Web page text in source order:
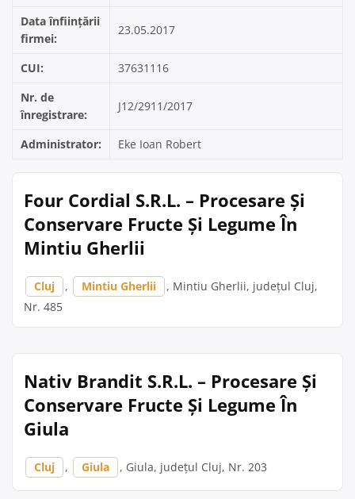
Data înființării
firmei:
23.05.2017
CUI:
37631116
Nr. de
înregistrare:
J12/2911/2017
Administrator: Eke Ioan Robert
Four Cordial S.R.L. – Procesare Și
Conservare Fructe Și Legume În
Mintiu Gherlii
Cluj , Mintiu Gherlii
, Mintiu Gherlii, județul Cluj,
Nr. 485
Nativ Brandit S.R.L. – Procesare Și
Conservare Fructe Și Legume În
Giula
Cluj , Giula , Giula, județul Cluj, Nr. 203